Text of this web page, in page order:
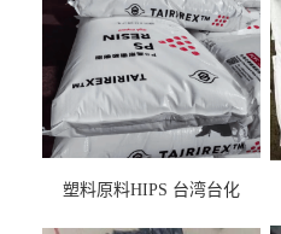
塑料原料HIPS 台湾台化